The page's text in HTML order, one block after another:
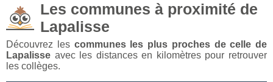
Les communes à proximité de
Lapalisse
Découvrez les communes les plus proches de celle de
Lapalisse avec les distances en kilomètres pour retrouver
les collèges.